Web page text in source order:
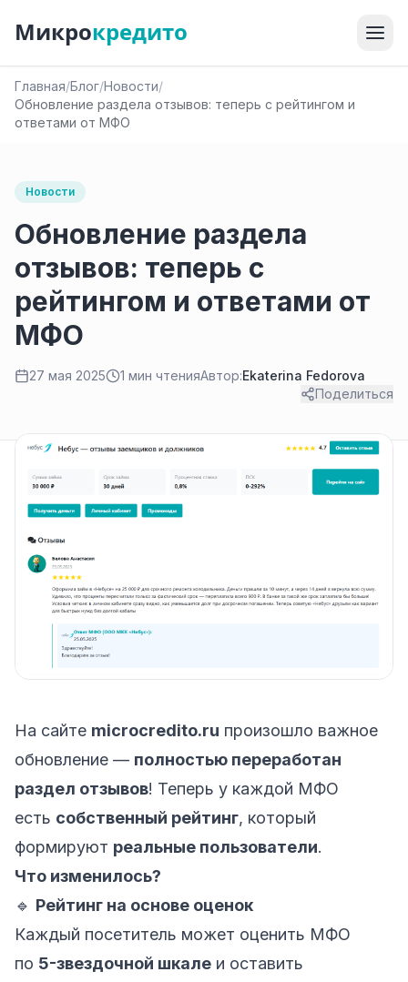
Микрокредито
Главная/Блог/Новости/
Обновление раздела отзывов: теперь с рейтингом и
ответами от МФО
Новости
Обновление раздела
отзывов: теперь с
рейтингом и ответами от
МФО
27 мая 2025 1 мин чтенияАвтор:Ekaterina Fedorova
Поделиться
На сайте microcredito.ru произошло важное
обновление — полностью переработан
раздел отзывов! Теперь у каждой МФО
есть собственный рейтинг, который
формируют реальные пользователи.
Что изменилось?
🔹 Рейтинг на основе оценок
Каждый посетитель может оценить МФО
по 5-звездочной шкале и оставить